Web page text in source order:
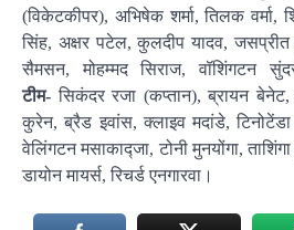
(विकेटकीपर), अभिषेक शर्मा, तिलक वर्मा,
सिंह, अक्षर पटेल, कुलदीप यादव,
सैमसन, मोहम्मद सिराज, वॉशिंगटन
टीम- सिकंदर रजा (कप्तान), ब्रायन बेनेट,
कुरेन, ब्रैड इवांस, क्लाइव मदांडे, टिनोटेंडा
वेलिंगटन मसाकाद्जा, टोनी मुनयोंगा,
डायोन मायर्स, रिचर्ड एनगारवा।